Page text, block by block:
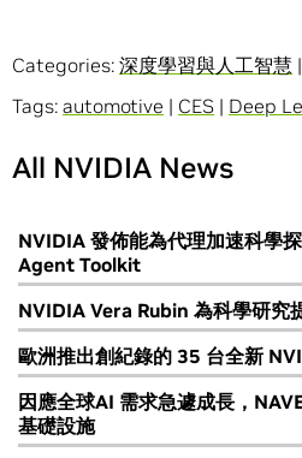
Categories: 深度學習與人工智慧 |
Tags: automotive | CES | Deep
All NVIDIA News
NVIDIA 發佈能為代理加速科學
Agent Toolkit
NVIDIA Vera Rubin 為科學研究
歐洲推出創紀錄的 35 台全新
因應全球AI 需求急遽成長，
基礎設施